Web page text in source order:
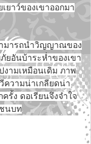
ยาว์ของเขาออกมา
มารถนำวิญญาณของ
ยอันบ้าระห่ำของเขา
ามเหมือนเดิม ภาพ
ความน่าเกลียดน่า
ง ดอเรียนจึงจำใจ
นบท